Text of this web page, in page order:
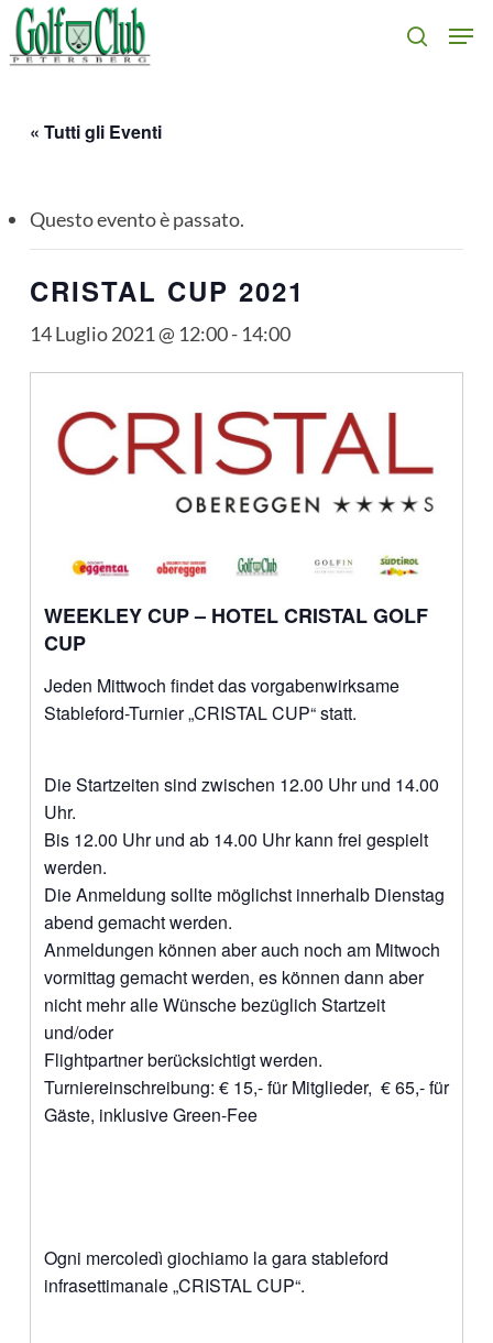
Skip
to
search
« Tutti gli Eventi
Questo evento è passato.
CRISTAL CUP 2021
14 Luglio 2021 @ 12:00- 14:00
WEEKLEY CUP – HOTEL CRISTAL GOLF
CUP
Jeden Mittwoch findet das vorgabenwirksame
Stableford-Turnier „CRISTAL CUP“ statt.
Die Startzeiten sind zwischen 12.00 Uhr und 14.00
Uhr.
Bis 12.00 Uhr und ab 14.00 Uhr kann frei gespielt
werden.
Die Anmeldung sollte möglichst innerhalb Dienstag
abend gemacht werden.
Anmeldungen können aber auch noch am Mitwoch
vormittag gemacht werden, es können dann aber
nicht mehr alle Wünsche bezüglich Startzeit
und/oder
Flightpartner berücksichtigt werden.
Turniereinschreibung: € 15,- für Mitglieder, € 65,- für
Gäste, inklusive Green-Fee
Ogni mercoledì giochiamo la gara stableford
infrasettimanale „CRISTAL CUP“.